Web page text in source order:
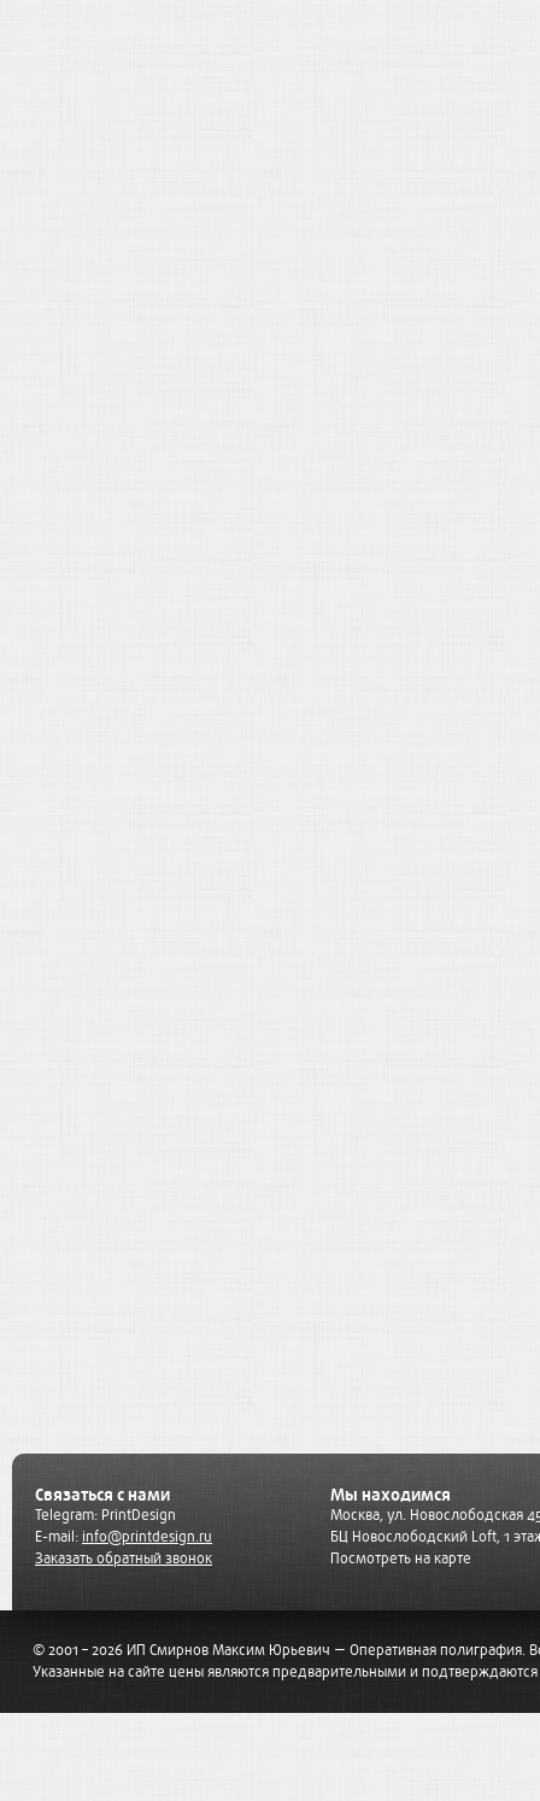
Связаться с нами
Telegram: PrintDesign
E-mail: info@printdesign.ru
Заказать обратный звонок
Мы находимся
Москва, ул. Новослободская
БЦ Новослободский Loft, 1
Посмотреть на карте
© 2001 – 2026 ИП Смирнов Максим Юрьевич — Оперативная полиграфия.
Указанные на сайте цены являются предварительными и